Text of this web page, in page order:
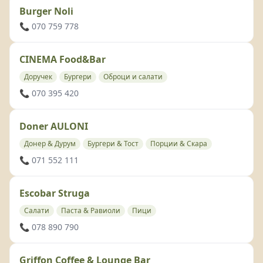
Burger Noli
📞 070 759 778
CINEMA Food&Bar
Доручек Бургери Оброци и салати
📞 070 395 420
Doner AULONI
Донер & Дурум Бургери & Тост Порции & Скара
📞 071 552 111
Escobar Struga
Салати Паста & Равиоли Пици
📞 078 890 790
Griffon Coffee & Lounge Bar